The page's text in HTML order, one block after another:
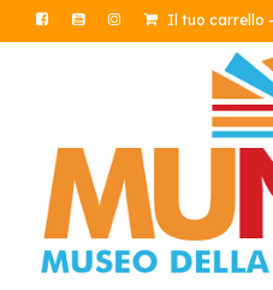
Il tuo carrello -